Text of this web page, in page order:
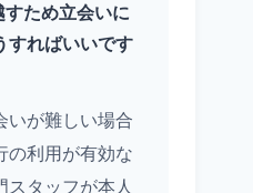
ため立会いに
すればいいです
いが難しい場合
の利用が有効な
スタッフが本人